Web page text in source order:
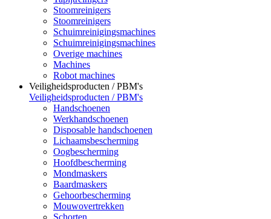
Stoomreinigers
Stoomreinigers
Schuimreinigingsmachines
Schuimreinigingsmachines
Overige machines
Machines
Robot machines
Veiligheidsproducten / PBM's
Veiligheidsproducten / PBM's
Handschoenen
Werkhandschoenen
Disposable handschoenen
Lichaamsbescherming
Oogbescherming
Hoofdbescherming
Mondmaskers
Baardmaskers
Gehoorbescherming
Mouwovertrekken
Schorten